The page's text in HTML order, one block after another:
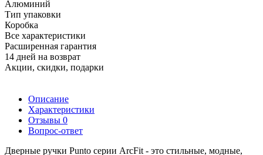
Алюминий
Тип упаковки
Коробка
Все характеристики
Расширенная гарантия
14 дней на возврат
Акции, скидки, подарки
Описание
Характеристики
Отзывы 0
Вопрос-ответ
Дверные ручки Punto серии ArcFit - это стильные, модные,